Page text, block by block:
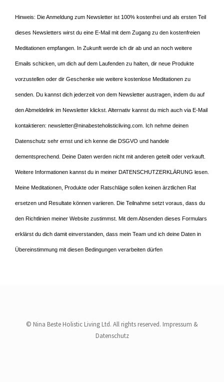
Hinweis: Die Anmeldung zum Newsletter ist 100% kostenfrei und als ersten Teil
dieses Newsletters wirst du eine E-Mail mit dem Zugang zu den kostenfreien
Meditationen empfangen. In Zukunft werde ich dir ab und an noch weitere
Emails schicken, um dich auf dem Laufenden zu halten, dir neue Produkte
vorzustellen oder dir Geschenke wie weitere kostenlose Meditationen zu
senden. Du kannst dich jederzeit von dem Newsletter austragen, indem du auf
den Abmeldelink im Newsletter klickst. Alternativ kannst du mich auch via E-Mail
kontaktieren: newsletter@ninabesteholisticliving.com. Ich nehme deinen
Datenschutz sehr ernst und ich kenne die DSGVO und handele
dementsprechend. Deine Daten werden nicht mit anderen geteilt oder verkauft.
Weitere Informationen kannst du in meiner DATENSCHUTZERKLÄRUNG lesen.
Meine Meditationen, Produkte oder Ratschläge sollen keinen ärztlichen Rat
ersetzen und Resultate können variieren. Die Teilnahme setzt voraus, dass du
den Richtlinien meiner Website zustimmst. Mit dem Absenden dieses Formulars
erklärst du dich damit einverstanden, dass mein Team und ich deine Daten in
Übereinstimmung mit diesen Bedingungen verarbeiten dürfen
© Nina Beste Holistic Living Ltd. All rights reserved. Impressum &
Datenschutz